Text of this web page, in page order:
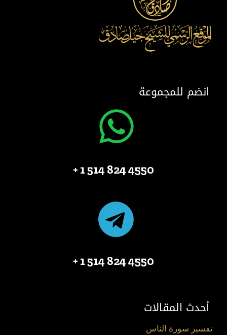
انضم للمجموعة
4550 824 514 1 +
4550 824 514 1 +
أحدث المقالات
تفسير سورة الناس